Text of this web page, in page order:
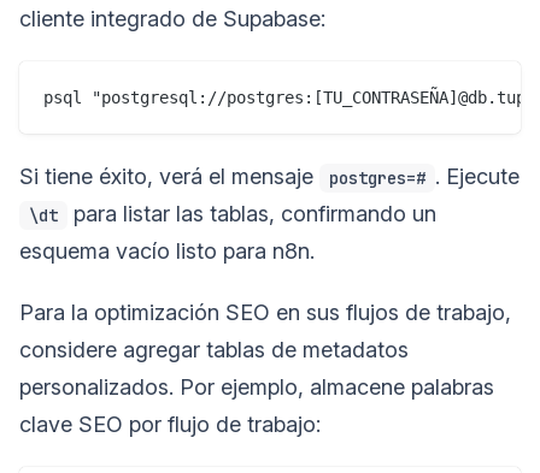
cliente integrado de Supabase:
Si tiene éxito, verá el mensaje postgres=# . Ejecute
\dt
para listar las tablas, confirmando un
esquema vacío listo para n8n.
Para la optimización SEO en sus flujos de trabajo,
considere agregar tablas de metadatos
personalizados. Por ejemplo, almacene palabras
clave SEO por flujo de trabajo: